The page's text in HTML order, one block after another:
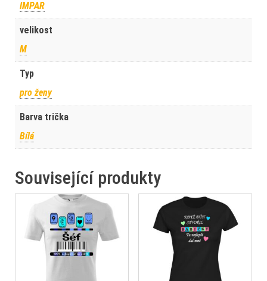
IMPAR
velikost
M
Typ
pro ženy
Barva trička
Bílá
Související produkty